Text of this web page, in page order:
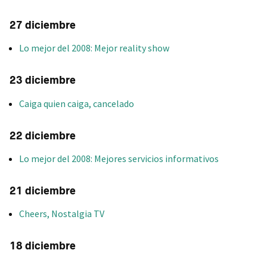
27 diciembre
Lo mejor del 2008: Mejor reality show
23 diciembre
Caiga quien caiga, cancelado
22 diciembre
Lo mejor del 2008: Mejores servicios informativos
21 diciembre
Cheers, Nostalgia TV
18 diciembre